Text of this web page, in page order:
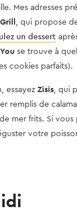
Mes adresses
, qui propose
un dessert
se trouve à
cookies parfaits).
essayez Zisis, qui
remplis de
mer frits. Si
votre